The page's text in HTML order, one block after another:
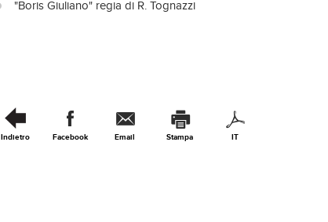
"Boris Giuliano" regia di R. Tognazzi
Indietro Facebook Email Stampa IT